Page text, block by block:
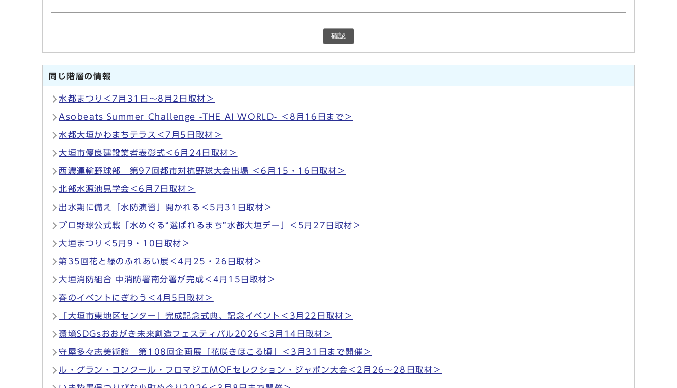
確認
同じ階層の情報
水都まつり＜7月31日～8月2日取材＞
Asobeats Summer Challenge -THE AI WORLD- ＜8月16日まで＞
水都大垣かわまちテラス＜7月5日取材＞
大垣市優良建設業者表彰式＜6月24日取材＞
西濃運輸野球部 第97回都市対抗野球大会出場 ＜6月15・16日取材＞
北部水源池見学会＜6月7日取材＞
出水期に備え「水防演習」開かれる＜5月31日取材＞
プロ野球公式戦「水めぐる“選ばれるまち”水都大垣デー」＜5月27日取材＞
大垣まつり＜5月9・10日取材＞
第35回花と緑のふれあい展＜4月25・26日取材＞
大垣消防組合 中消防署南分署が完成＜4月15日取材＞
春のイベントにぎわう＜4月5日取材＞
「大垣市東地区センター」完成記念式典、記念イベント＜3月22日取材＞
環境SDGsおおがき未来創造フェスティバル2026＜3月14日取材＞
守屋多々志美術館 第108回企画展「花咲きほこる頃」＜3月31日まで開催＞
ル・グラン・コンクール・フロマジエMOFセレクション・ジャポン大会＜2月26～28日取材＞